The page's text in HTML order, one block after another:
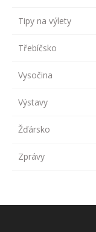
Tipy na výlety
Třebíčsko
Vysočina
Výstavy
Žďársko
Zprávy